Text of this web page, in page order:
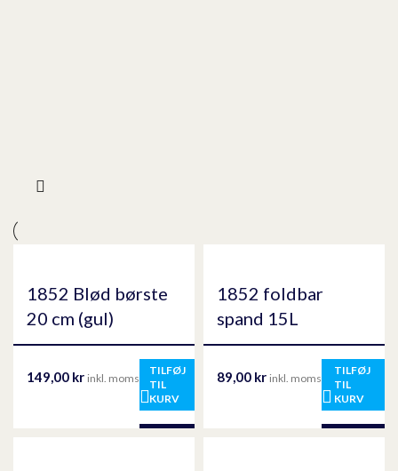
1852 Blød børste
20 cm (gul)
149,00 kr inkl. moms
TILFØJ
TIL
KURV
1852 foldbar
spand 15L
89,00 kr inkl. moms
TILFØJ
TIL
KURV